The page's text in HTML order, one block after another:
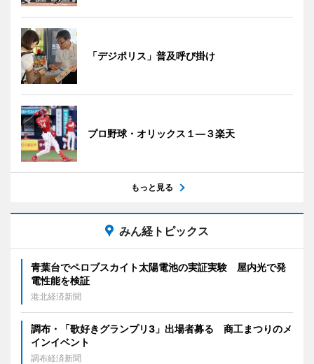
「デジポリス」普及呼び掛け
プロ野球・オリックス１―３楽天
もっと見る
みん経トピックス
青葉台でペロブスカイト太陽電池の実証実験 屋内光で発
電性能を検証
港北経済新聞
調布・「歌好きグランプリ3」出場者募る 商工まつりのメ
インイベント
調布経済新聞